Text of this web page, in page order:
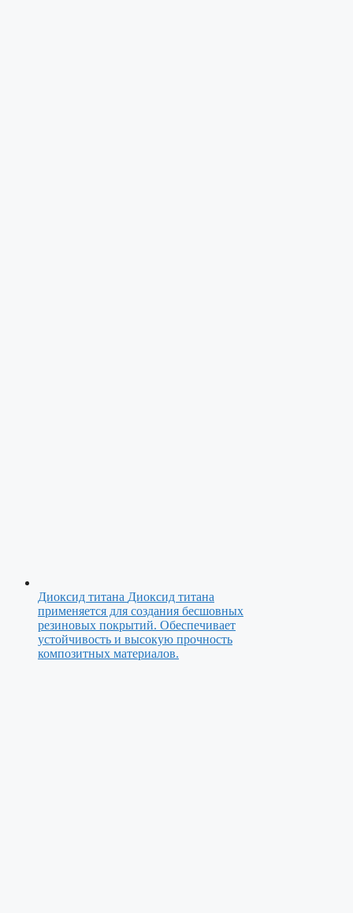
Диоксид титана Диоксид титана
применяется для создания бесшовных
резиновых покрытий. Обеспечивает
устойчивость и высокую прочность
композитных материалов.